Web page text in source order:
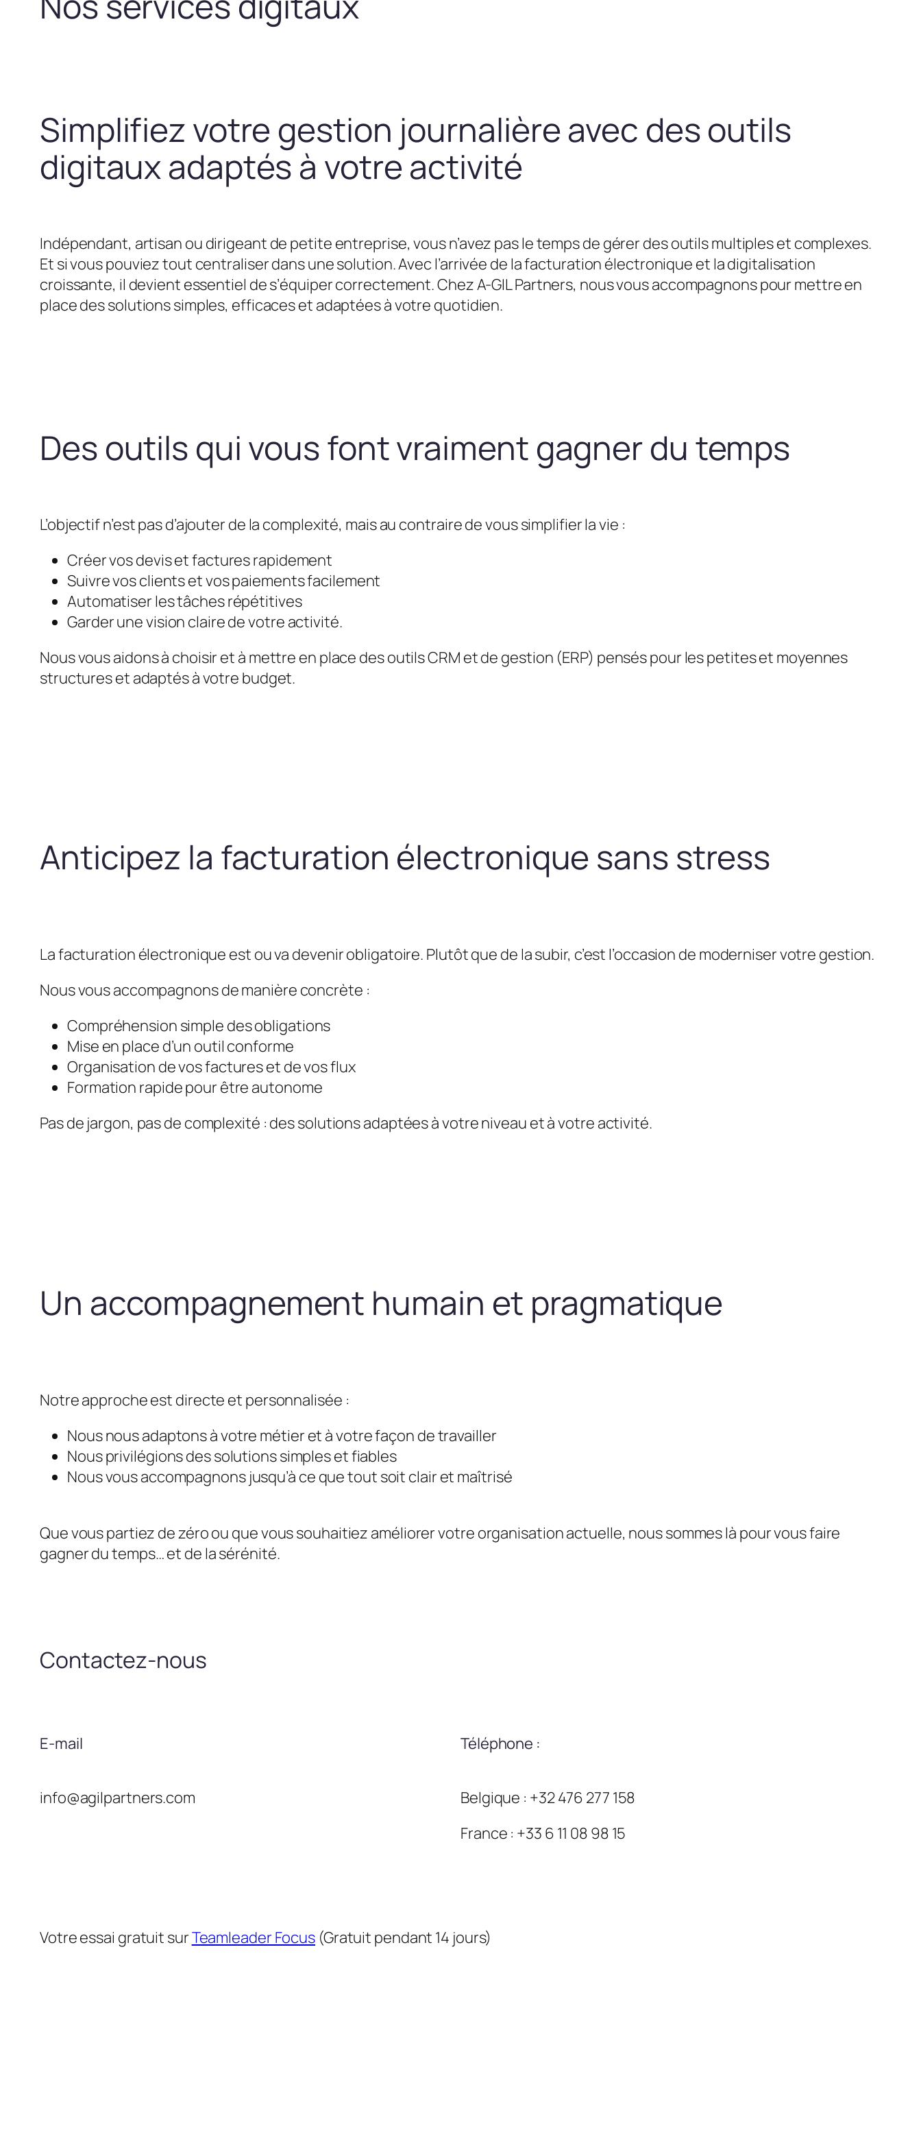
Simplifiez votre gestion journalière avec des outils
digitaux adaptés à votre activité
Indépendant, artisan ou dirigeant de petite entreprise, vous n’avez pas le temps de gérer des outils multiples et complexes.
Et si vous pouviez tout centraliser dans une solution. Avec l’arrivée de la facturation électronique et la digitalisation
croissante, il devient essentiel de s’équiper correctement. Chez A-GIL Partners, nous vous accompagnons pour mettre en
place des solutions simples, efficaces et adaptées à votre quotidien.
Des outils qui vous font vraiment gagner du temps
L’objectif n’est pas d’ajouter de la complexité, mais au contraire de vous simplifier la vie :
Créer vos devis et factures rapidement
Suivre vos clients et vos paiements facilement
Automatiser les tâches répétitives
Garder une vision claire de votre activité.
Nous vous aidons à choisir et à mettre en place des outils CRM et de gestion (ERP) pensés pour les petites et moyennes
structures et adaptés à votre budget.
Anticipez la facturation électronique sans stress
La facturation électronique est ou va devenir obligatoire. Plutôt que de la subir, c’est l’occasion de moderniser votre gestion.
Nous vous accompagnons de manière concrète :
Compréhension simple des obligations
Mise en place d’un outil conforme
Organisation de vos factures et de vos flux
Formation rapide pour être autonome
Pas de jargon, pas de complexité : des solutions adaptées à votre niveau et à votre activité.
Un accompagnement humain et pragmatique
Notre approche est directe et personnalisée :
Nous nous adaptons à votre métier et à votre façon de travailler
Nous privilégions des solutions simples et fiables
Nous vous accompagnons jusqu’à ce que tout soit clair et maîtrisé
Que vous partiez de zéro ou que vous souhaitiez améliorer votre organisation actuelle, nous sommes là pour vous faire
gagner du temps… et de la sérénité.
Contactez-nous
E-mail
info@agilpartners.com
Téléphone :
Belgique : +32 476 277 158
France : +33 6 11 08 98 15
Votre essai gratuit surTeamleader Focus (Gratuit pendant 14 jours)